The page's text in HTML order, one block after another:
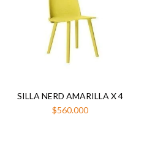
SILLA NERD AMARILLA X 4
$560.000